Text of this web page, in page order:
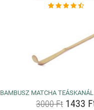
BAMBUSZ MATCHA
3000 Ft1433